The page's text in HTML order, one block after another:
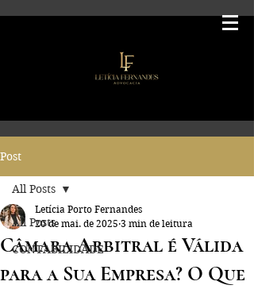
Post
All Posts
CONTABILIDADE
All Posts
Câmara Arbitral é Válida
para a Sua Empresa? O Que
Letícia Porto Fernandes
20 de mai. de 2025 3 min de leitura